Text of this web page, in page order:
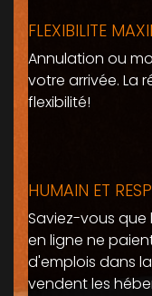
FLEXIBILITE
Annulation ou
votre arrivée. La
flexibilité!
HUMAIN ET
Saviez-vous
en ligne ne
d'emplois dans
vendent les